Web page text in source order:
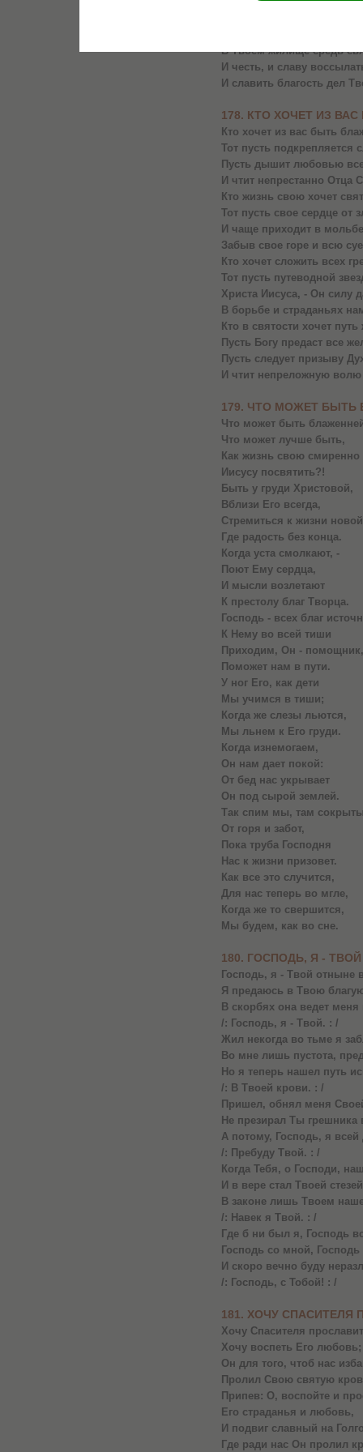
В Твоем жилище средь
И честь, и славу
И славить благость дел
178. КТО ХОЧЕТ ИЗ
Кто хочет из вас быть
Тот пусть подкрепляется
Пусть дышит любовью
И чтит непрестанно Отца
Кто жизнь свою хочет
Тот пусть свое сердце от
И чаще приходит в
Забыв свое горе и всю
Кто хочет сложить всех
Тот пусть путеводной
Христа Иисуса, - Он силу
В борьбе и страданьях
Кто в святости хочет
Пусть Богу предаст все
Пусть следует призыву
И чтит непреложную
179. ЧТО МОЖЕТ БЫТЬ
Что может быть
Что может лучше быть,
Как жизнь свою смиренно
Иисусу посвятить?!
Быть у груди Христовой,
Вблизи Его всегда,
Стремиться к жизни
Где радость без конца.
Когда уста смолкают, -
Поют Ему сердца,
И мысли возлетают
К престолу благ Творца.
Господь - всех благ
К Нему во всей тиши
Приходим, Он - помощник,
Поможет нам в пути.
У ног Его, как дети
Мы учимся в тиши;
Когда же слезы льются,
Мы льнем к Его груди.
Когда изнемогаем,
Он нам дает покой:
От бед нас укрывает
Он под сырой землей.
Так спим мы, там
От горя и забот,
Пока труба Господня
Нас к жизни призовет.
Как все это случится,
Для нас теперь во мгле,
Когда же то свершится,
Мы будем, как во сне.
180. ГОСПОДЬ, Я -
Господь, я - Твой отныне
Я предаюсь в Твою
В скорбях она ведет
/: Господь, я - Твой. : /
Жил некогда во тьме я
Во мне лишь пустота,
Но я теперь нашел путь
/: В Твоей крови. : /
Пришел, обнял меня
Не презирал Ты грешника
А потому, Господь, я
/: Пребуду Твой. : /
Когда Тебя, о Господи,
И в вере стал Твоей
В законе лишь Твоем
/: Навек я Твой. : /
Где б ни был я, Господь
Господь со мной,
И скоро вечно буду
/: Господь, с Тобой! : /
181. ХОЧУ СПАСИТЕЛЯ
Хочу Спасителя
Хочу воспеть Его любовь;
Он для того, чтоб нас
Пролил Свою святую
Припев: О, воспойте и
Его страданья и любовь,
И подвиг славный на
Где ради нас Он пролил